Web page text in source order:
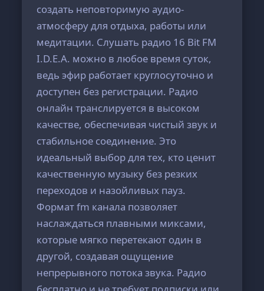
создать неповторимую аудио-
атмосферу для отдыха, работы или
медитации. Слушать радио 16 Bit FM
I.D.E.A. можно в любое время суток,
ведь эфир работает круглосуточно и
доступен без регистрации. Радио
онлайн транслируется в высоком
качестве, обеспечивая чистый звук и
стабильное соединение. Это
идеальный выбор для тех, кто ценит
качественную музыку без резких
переходов и назойливых пауз.
Формат fm канала позволяет
наслаждаться плавными миксами,
которые мягко перетекают один в
другой, создавая ощущение
непрерывного потока звука. Радио